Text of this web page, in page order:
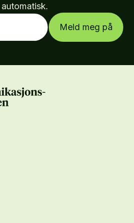
automatisk.
Meld meg på